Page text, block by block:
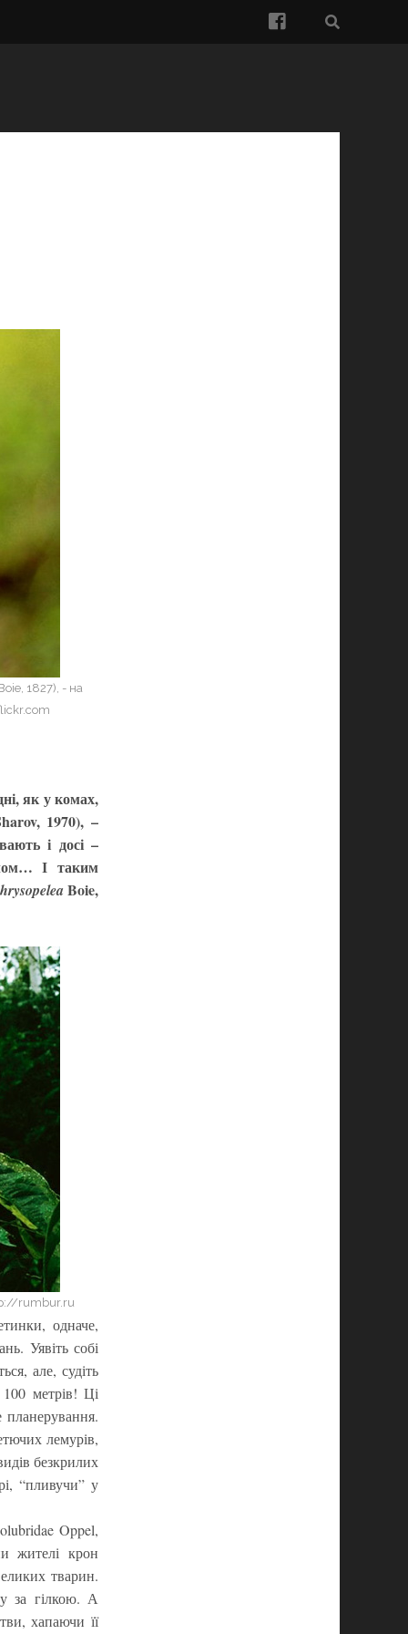
facebook
1827), - на
як у комах,
1970), –
і досі –
І таким
Boie,
rumbur.ru
одначе,
Уявіть собі
але, судіть
100 метрів! Ці
планерування.
лемурів,
безкрилих
“пливучи” у
Oppel,
жителі крон
тварин.
за гілкою. А
хапаючи її